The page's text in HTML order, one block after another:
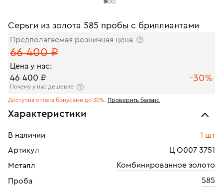
Серьги из золота 585 пробы с бриллиантами
Предполагаемая розничная цена
66 400 ₽
Цена у нас:
46 400 ₽ -30%
Почему у нас дешевле
Доступна оплата бонусами до 30%. Проверить баланс
Характеристики
В наличии
1 шт
Артикул
Ц О007 3751
Металл
Комбинированное золото
Проба
585